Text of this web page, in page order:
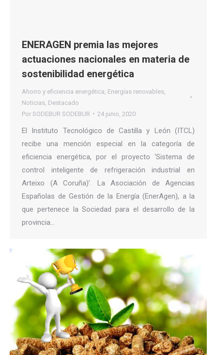
ENERAGEN premia las mejores
actuaciones nacionales en materia de
sostenibilidad energética
Ahorro y eficiencia energética Energías renovables
Noticias Destacado
Por SODEBUR SODEBUR 24 junio, 2020
El Instituto Tecnológico de Castilla y León (ITCL)
recibe una mención especial en la categoría de
eficiencia energética, por el proyecto ‘Sistema de
control inteligente de refrigeración industrial en
Arteixo (A Coruña)’. La Asociación de Agencias
Españolas de Gestión de la Energía (EnerAgen), a la
que pertenece la Sociedad para el desarrollo de la
provincia…